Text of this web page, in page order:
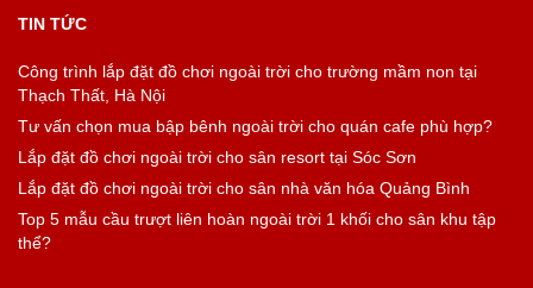
TIN TỨC
Công trình lắp đặt đồ chơi ngoài trời cho trường mầm non tại
Thạch Thất, Hà Nội
Tư vấn chọn mua bập bênh ngoài trời cho quán cafe phù hợp?
Lắp đặt đồ chơi ngoài trời cho sân resort tại Sóc Sơn
Lắp đặt đồ chơi ngoài trời cho sân nhà văn hóa Quảng Bình
Top 5 mẫu cầu trượt liên hoàn ngoài trời 1 khối cho sân khu tập
thể?